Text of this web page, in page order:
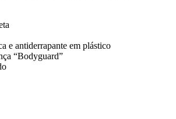
e antiderrapante em plástico
“Bodyguard”